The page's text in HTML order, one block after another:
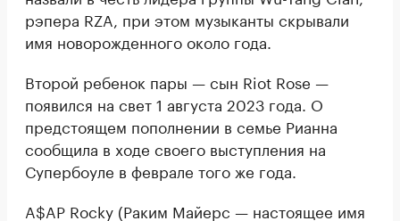
рэпера RZA, при этом музыканты скрывали
имя новорожденного около года.
Второй ребенок пары — сын Riot Rose —
появился на свет 1 августа 2023 года. О
предстоящем пополнении в семье Рианна
сообщила в ходе своего выступления на
Супербоуле в феврале того же года.
A$AP Rocky (Раким Майерс — настоящее имя